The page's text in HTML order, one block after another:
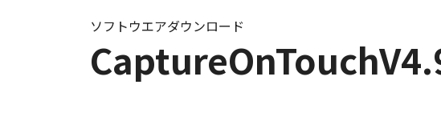
ソフトウエアダウンロード